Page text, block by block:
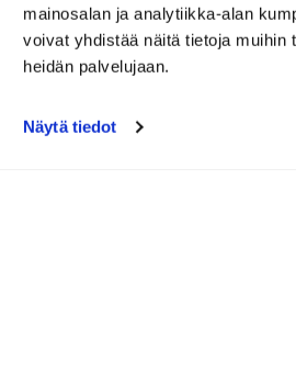
mainosalan ja analytiikka-alan
voivat yhdistää näitä tietoja muihin
heidän palvelujaan.
Näytä tiedot